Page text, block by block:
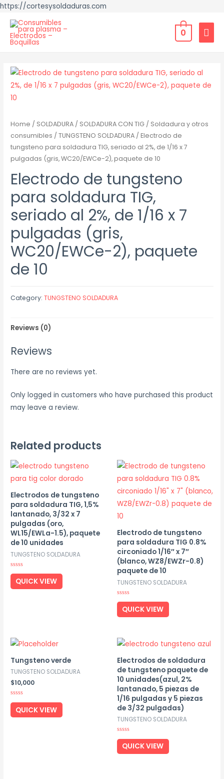
https://cortesysoldaduras.com
0
Home / SOLDADURA / SOLDADURA CON TIG / Soldadura y otros
consumibles /TUNGSTENO SOLDADURA / Electrodo de
tungsteno para soldadura TIG, seriado al 2%, de 1/16 x 7
pulgadas (gris, WC20/EWCe-2), paquete de 10
Electrodo de tungsteno
para soldadura TIG,
seriado al 2%, de 1/16 x 7
pulgadas (gris,
WC20/EWCe-2), paquete
de 10
Category:TUNGSTENO SOLDADURA
Reviews (0)
Reviews
There are no reviews yet.
Only logged in customers who have purchased this product
may leave a review.
Related products
Electrodos de tungsteno
para soldadura TIG, 1,5%
lantanado, 3/32 x 7
pulgadas (oro,
WL15/EWLa-1.5), paquete
de 10 unidades
TUNGSTENO SOLDADURA
Rated
out
of
QUICK VIEW
Electrodo de tungsteno
para soldadura TIG 0.8%
circoniado 1/16″ x 7″
(blanco, WZ8/EWZr-0.8)
paquete de 10
TUNGSTENO SOLDADURA
Rated
out
of
QUICK VIEW
Tungsteno verde
TUNGSTENO SOLDADURA
$10,000
Rated
out
of
QUICK VIEW
Electrodos de soldadura
de tungsteno paquete de
10 unidades(azul, 2%
lantanado, 5 piezas de
1/16 pulgadas y 5 piezas
de 3/32 pulgadas)
TUNGSTENO SOLDADURA
Rated
out
of
QUICK VIEW